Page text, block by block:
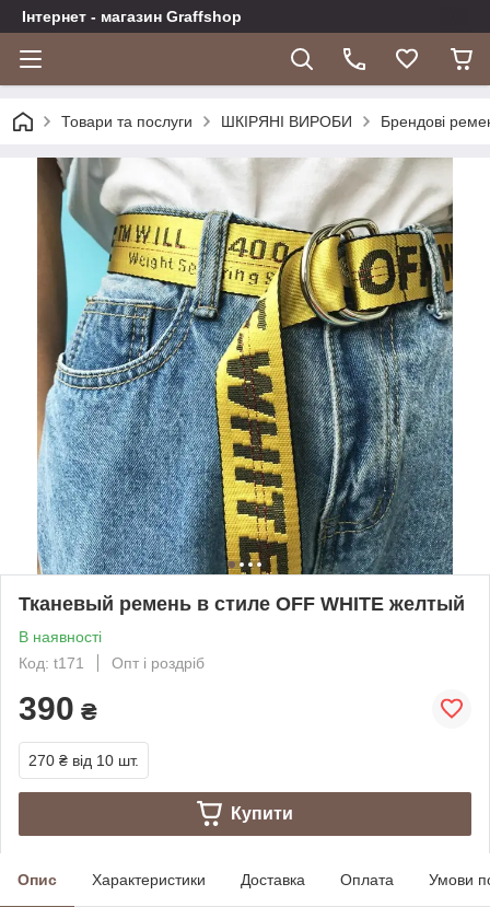
Інтернет - магазин Graffshop
Товари та послуги ШКІРЯНІ ВИРОБИ Брендові
Тканевый ремень в стиле OFF WHITE желтый
В наявності
Код: t171
Опт і роздріб
390 ₴
270 ₴ від 10 шт.
Купити
Опис Характеристики Доставка Оплата Умови